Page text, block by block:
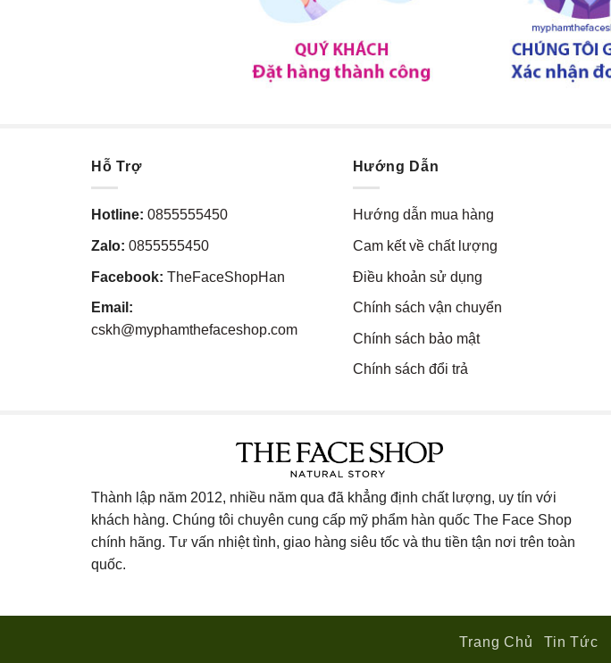
Hỗ Trợ
Hotline: 0855555450
Zalo: 0855555450
Facebook: TheFaceShopHan
Email:
cskh@myphamthefaceshop.com
Hướng Dẫn
Hướng dẫn mua hàng
Cam kết về chất lượng
Điều khoản sử dụng
Chính sách vận chuyển
Chính sách bảo mật
Chính sách đổi trả
Thành lập năm 2012, nhiều năm qua đã khẳng định chất lượng, uy tín với
khách hàng. Chúng tôi chuyên cung cấp mỹ phẩm hàn quốc The Face Shop
chính hãng. Tư vấn nhiệt tình, giao hàng siêu tốc và thu tiền tận nơi trên toàn
quốc.
Trang Chủ Tin Tức